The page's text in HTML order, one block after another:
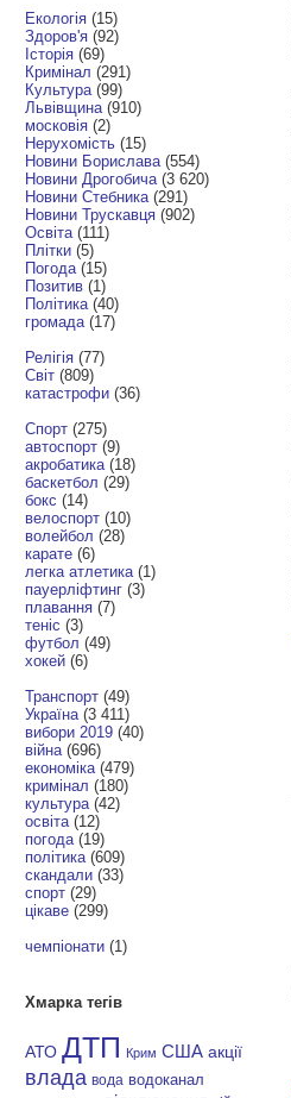
Екологія (15)
Здоров'я (92)
Історія (69)
Кримінал (291)
Культура (99)
Львівщина (910)
московія (2)
Нерухомість (15)
Новини Борислава (554)
Новини Дрогобича (3 620)
Новини Стебника (291)
Новини Трускавця (902)
Освіта (111)
Плітки (5)
Погода (15)
Позитив (1)
Політика (40)
громада (17)
Релігія (77)
Світ (809)
катастрофи (36)
Спорт (275)
автоспорт (9)
акробатика (18)
баскетбол (29)
бокс (14)
велоспорт (10)
волейбол (28)
карате (6)
легка атлетика (1)
пауерліфтинг (3)
плавання (7)
теніс (3)
футбол (49)
хокей (6)
Транспорт (49)
Україна (3 411)
вибори 2019 (40)
війна (696)
економіка (479)
кримінал (180)
культура (42)
освіта (12)
погода (19)
політика (609)
скандали (33)
спорт (29)
цікаве (299)
чемпіонати (1)
Хмарка тегів
АТО ДТП Крим США акції
влада вода водоканал